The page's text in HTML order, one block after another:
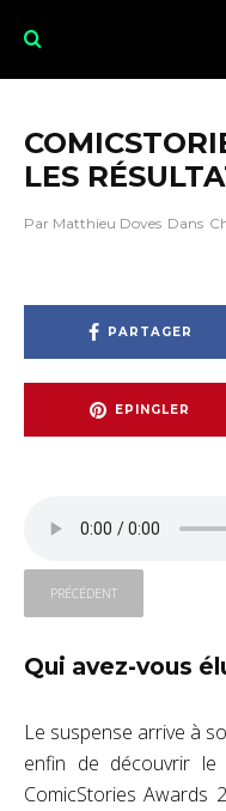
LES
Par Matthieu Doves Dans
PARTAGER
EPINGLER
PRÉCÉDENT
Qui avez-vous
Le suspense arrive à
enfin de découvrir
ComicStories Awards